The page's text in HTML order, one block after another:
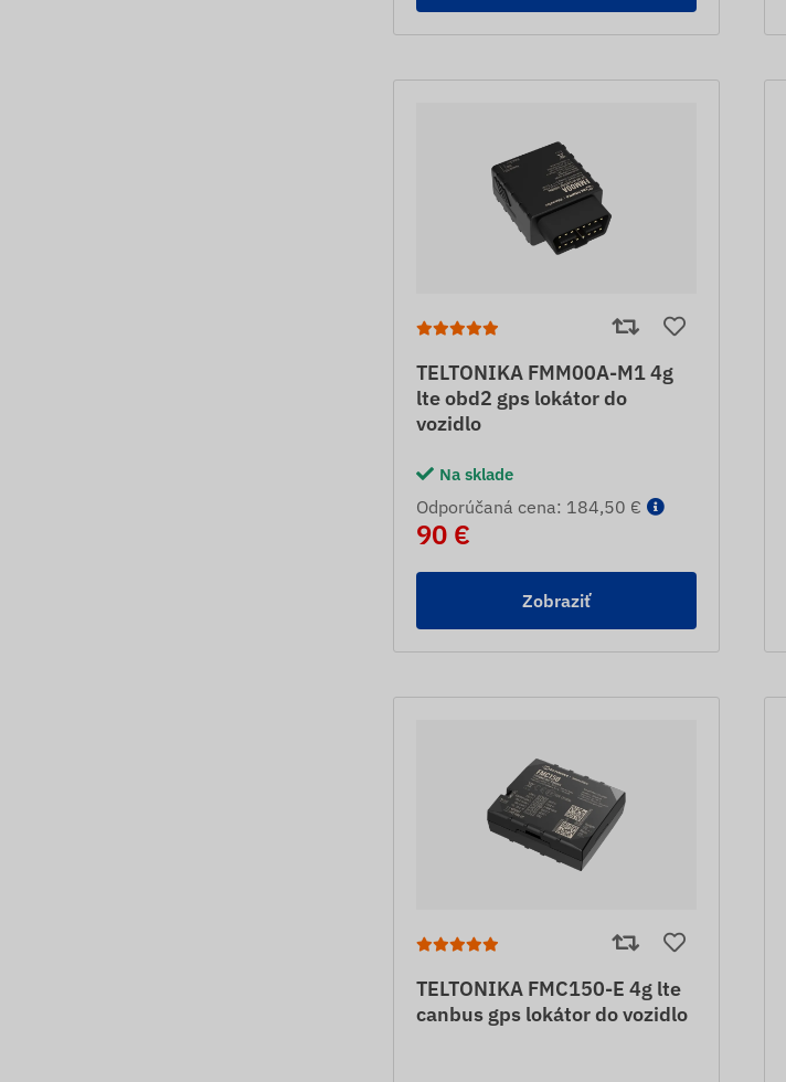
TELTONIKA FMM00A-M1 4g
lte obd2 gps lokátor do
vozidlo
Na sklade
Odporúčaná cena: 184,50 €
90 €
Zobraziť
TELTONIKA FMC150-E 4g lte
canbus gps lokátor do vozidlo